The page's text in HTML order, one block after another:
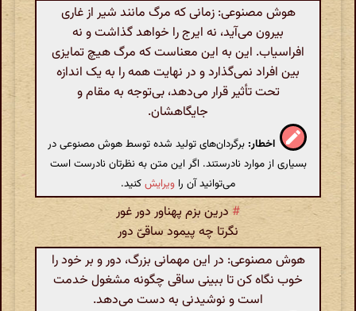
هوش مصنوعی: زمانی که مرگ مانند شیر از غاری
بیرون می‌آید، نه ایرج را خواهد گذاشت و نه
افراسیاب. این به این معناست که مرگ هیچ تمایزی
بین افراد نمی‌گذارد و در نهایت همه را به یک اندازه
تحت تأثیر قرار می‌دهد، بی‌توجه به مقام و
جایگاهشان.
اخطار: برگردان‌های تولید شده توسط هوش مصنوعی در
بسیاری از موارد نادرستند. اگر این متن به نظرتان نادرست است
می‌توانید آن را ویرایشکنید.
# درین بزم پهناور دور غور
نگرتا چه پیمود ساقیّ دور
هوش مصنوعی: در این مهمانی بزرگ، دور و بر خود را
خوب نگاه کن تا ببینی ساقی چگونه مشغول خدمت
است و نوشیدنی به دست می‌دهد.